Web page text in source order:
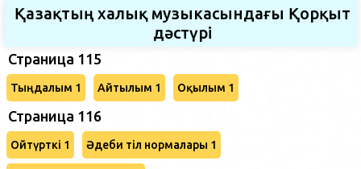
Қазақтың халық музыкасындағы Қорқыт
дәстүрі
Страница 115
Тыңдалым 1 Айтылым 1 Оқылым 1
Страница 116
Ойтүрткі 1 Әдеби тіл нормалары 1